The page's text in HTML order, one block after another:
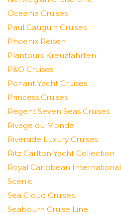
Oceania Cruises
Paul Gauguin Cruises
Phoenix Reisen
Plantours Kreuzfahrten
P&O Cruises
Ponant Yacht Cruises
Princess Cruises
Regent Seven Seas Cruises
Rivage du Monde
Riverside Luxury Cruises
Ritz Carlton Yacht Collection
Royal Caribbean International
Scenic
Sea Cloud Cruises
Seabourn Cruise Line